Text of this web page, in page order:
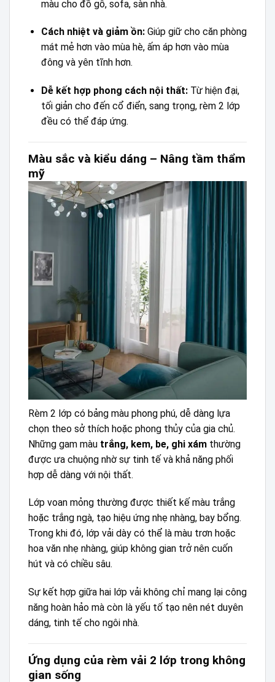
màu cho đồ gỗ, sofa, sàn nhà.
Cách nhiệt và giảm ồn:Giúp giữ cho căn phòng
mát mẻ hơn vào mùa hè, ấm áp hơn vào mùa
đông và yên tĩnh hơn.
Dễ kết hợp phong cách nội thất:Từ hiện đại,
tối giản cho đến cổ điển, sang trọng, rèm 2 lớp
đều có thể đáp ứng.
Màu sắc và kiểu dáng – Nâng tầm thẩm
mỹ
Rèm 2 lớp có bảng màu phong phú, dễ dàng lựa
chọn theo sở thích hoặc phong thủy của gia chủ.
Những gam màu trắng, kem, be, ghi xám thường
được ưa chuộng nhờ sự tinh tế và khả năng phối
hợp dễ dàng với nội thất.
Lớp voan mỏng thường được thiết kế màu trắng
hoặc trắng ngà, tạo hiệu ứng nhẹ nhàng, bay bổng.
Trong khi đó, lớp vải dày có thể là màu trơn hoặc
hoa văn nhẹ nhàng, giúp không gian trở nên cuốn
hút và có chiều sâu.
Sự kết hợp giữa hai lớp vải không chỉ mang lại công
năng hoàn hảo mà còn là yếu tố tạo nên nét duyên
dáng, tinh tế cho ngôi nhà.
Ứng dụng của rèm vải 2 lớp trong không
gian sống